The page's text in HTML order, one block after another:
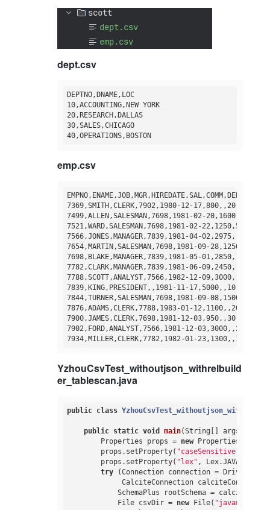
dept.csv
DEPTNO,DNAME,LOC
10,ACCOUNTING,NEW YORK
20,RESEARCH,DALLAS
30,SALES,CHICAGO
emp.csv
EMPNO,ENAME,JOB,MGR,HIREDATE,SAL,COMM,DEPTNO
7369,SMITH,CLERK,7902,1980-12-17,800,,20
7499,ALLEN,SALESMAN,7698,1981-02-20,1600,300,30
7521,WARD,SALESMAN,7698,1981-02-22,1250,500,30
7566,JONES,MANAGER,7839,1981-04-02,2975,,20
7654,MARTIN,SALESMAN,7698,1981-09-
7698,BLAKE,MANAGER,7839,1981-05-01,2850,,30
7782,CLARK,MANAGER,7839,1981-06-09,2450,,10
7788,SCOTT,ANALYST,7566,1982-12-09,3000,,20
7839,KING,PRESIDENT,,1981-11-17,5000,,10
7844,TURNER,SALESMAN,7698,1981-09-08,1500,0,30
7876,ADAMS,CLERK,7788,1983-01-12,1100,,20
7900,JAMES,CLERK,7698,1981-12-03,950,,30
7902,FORD,ANALYST,7566,1981-12-03,3000,,20
YzhouCsvTest_withoutjson_withrelbuild
er_tablescan.java
public class
public static void main(String[] args)
        Properties props =
new Properties();
        props.setProperty(
"caseSensitive"
        props.setProperty(
"lex" ,
try (Connection connection =
CalciteConnection
SchemaPlus rootSchema =
            File csvDir =
new File( "javamain-